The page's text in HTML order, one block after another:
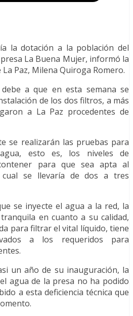
la dotación a la población del
La Buena Mujer, informó la
Paz, Milena Quiroga Romero.
a que en esta semana se
de los dos filtros, a más
a La Paz procedentes de
se realizarán las pruebas para
esto es, los niveles de
para que sea apta al
cual se llevaría de dos a tres
se inyecte el agua a la red, la
en cuanto a su calidad,
para filtrar el vital líquido, tiene
a los requeridos para
un año de su inauguración, la
agua de la presa no ha podido
a esta deficiencia técnica que